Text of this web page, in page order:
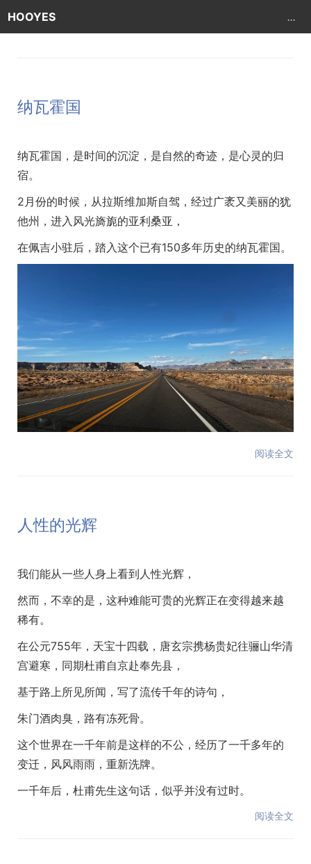
HOOYES ...
纳瓦霍国
纳瓦霍国，是时间的沉淀，是自然的奇迹，是心灵的归
宿。
2月份的时候，从拉斯维加斯自驾，经过广袤又美丽的犹
他州，进入风光旖旎的亚利桑亚，
在佩吉小驻后，踏入这个已有150多年历史的纳瓦霍国。
阅读全文
人性的光辉
我们能从一些人身上看到人性光辉，
然而，不幸的是，这种难能可贵的光辉正在变得越来越
稀有。
在公元755年，天宝十四载，唐玄宗携杨贵妃往骊山华清
宫避寒，同期杜甫自京赴奉先县，
基于路上所见所闻，写了流传千年的诗句，
朱门酒肉臭，路有冻死骨。
这个世界在一千年前是这样的不公，经历了一千多年的
变迁，风风雨雨，重新洗牌。
一千年后，杜甫先生这句话，似乎并没有过时。
阅读全文